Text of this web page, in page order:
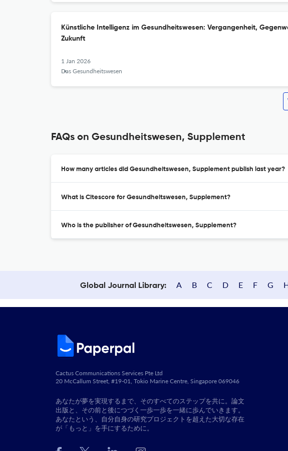
Künstliche Intelligenz im Gesundheitswesen: Vergangenheit,
Zukunft
1 Jan 2026
Das Gesundheitswesen
FAQs on Gesundheitswesen, Supplement
How many articles did Gesundheitswesen, Supplement publish last year?
What is Citescore for Gesundheitswesen, Supplement?
Who is the publisher of Gesundheitswesen, Supplement?
Global Journal Library: A B C D E F G
Cactus Communications Services Pte Ltd
20 McCallum Street, #19-01, Tokio Marine Centre, Singapore 069046
あなたが夢を実現するまで、そのすべてのステップを共に。論文
出版と、その前と後につづく一歩一歩を一緒に歩んでいきます。
あなたという、自分自身の研究プロジェクトを超えた大切な存在
が「もっと」を手にするために。